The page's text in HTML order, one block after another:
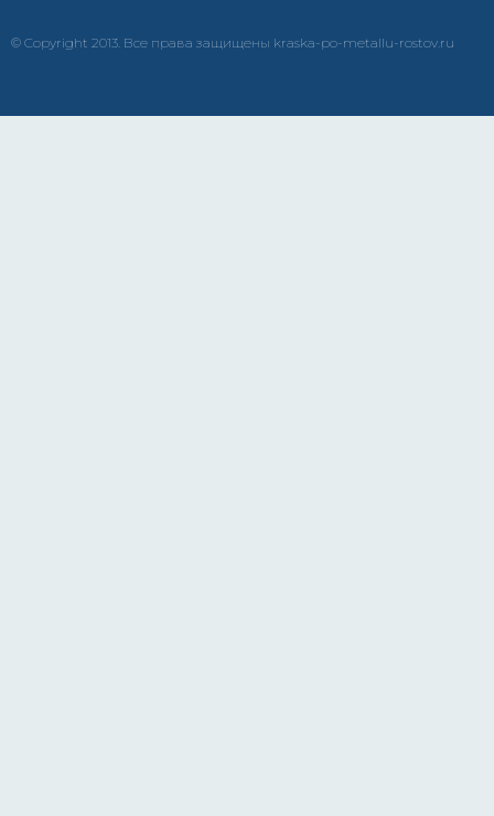
© Copyright 2013. Все права защищены kraska-po-metallu-rostov.ru